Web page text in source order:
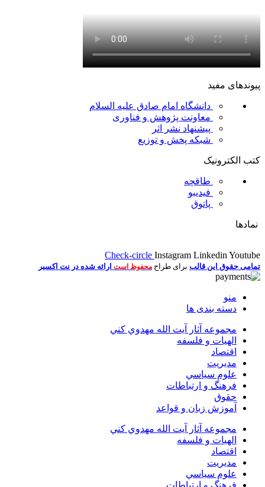
پیوندهای مفید
دانشگاه امام صادق علیه السلام
معاونت پژوهش و فناوری
پیشنهاد نشر اثر
شبکه پخش و توزیع
کتب الکترونیک
طاقچه
فیدیبو
پاتوق
نمادها
Check-circle Instagram Linkedin Youtube
تمامی حقوق این قالب برای طراح محفوظ است ارائه شده در نت اکسیر
منو
دسته بندی ها
مجموعه آثار آيت الله مهدوي كني
الهیات و فلسفه
اقتصاد
مديريت
علوم سياسي
فرهنگ و ارتباطات
حقوق
آموزش زبان و قواعد
مجموعه آثار آيت الله مهدوي كني
الهیات و فلسفه
اقتصاد
مديريت
علوم سياسي